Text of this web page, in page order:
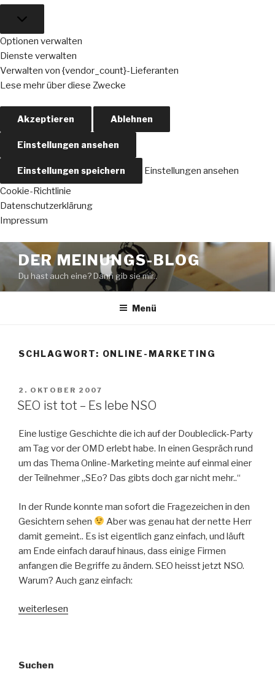
Optionen verwalten
Dienste verwalten
Verwalten von {vendor_count}-Lieferanten
Lese mehr über diese Zwecke
Akzeptieren Ablehnen
Einstellungen ansehen
Einstellungen speichern
Einstellungen ansehen
Cookie-Richtlinie
Datenschutzerklärung
Impressum
Zum
Inhalt
springen
DER MEINUNGS-BLOG
Du hast auch eine? Dann gib sie mir..
Menü
SCHLAGWORT: ONLINE-MARKETING
VERÖFFENTLICHT
AM
2. OKTOBER 2007
SEO ist tot – Es lebe NSO
Eine lustige Geschichte die ich auf der Doubleclick-Party
am Tag vor der OMD erlebt habe. In einen Gespräch rund
um das Thema Online-Marketing meinte auf einmal einer
der Teilnehmer „SEo? Das gibts doch gar nicht mehr..“
In der Runde konnte man sofort die Fragezeichen in den
Gesichtern sehen
Aber was genau hat der nette Herr
damit gemeint.. Es ist eigentlich ganz einfach, und läuft
am Ende einfach darauf hinaus, dass einige Firmen
anfangen die Begriffe zu ändern. SEO heisst jetzt NSO.
Warum? Auch ganz einfach:
„SEO
Es
weiterlesen
Suchen